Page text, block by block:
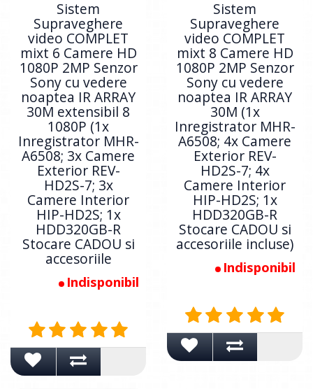
Sistem
Supraveghere
video COMPLET
mixt 6 Camere HD
1080P 2MP Senzor
Sony cu vedere
noaptea IR ARRAY
30M extensibil 8
1080P (1x
Inregistrator MHR-
A6508; 3x Camere
Exterior REV-
HD2S-7; 3x
Camere Interior
HIP-HD2S; 1x
HDD320GB-R
Stocare CADOU si
accesoriile
Indisponibil
Sistem
Supraveghere
video COMPLET
mixt 8 Camere HD
1080P 2MP Senzor
Sony cu vedere
noaptea IR ARRAY
30M (1x
Inregistrator MHR-
A6508; 4x Camere
Exterior REV-
HD2S-7; 4x
Camere Interior
HIP-HD2S; 1x
HDD320GB-R
Stocare CADOU si
accesoriile incluse)
Indisponibil